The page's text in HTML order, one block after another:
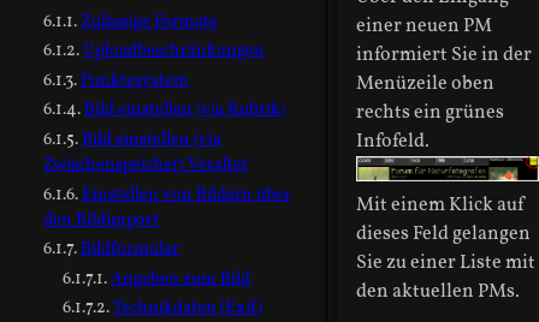
Zulässige Formate
Uploadbeschränkungen
Punktesystem
Bild einstellen (via Rubrik)
Bild einstellen (via
Zwischenspeicher) Veraltet
Einstellen von Bildern über
den Bildimport
Bildformular
Angaben zum Bild
Technikdaten (Exif)
einer neuen PM
informiert Sie in der
Menüzeile oben
rechts ein grünes
Infofeld.
Mit einem Klick auf
dieses Feld gelangen
Sie zu einer Liste mit
den aktuellen PMs.